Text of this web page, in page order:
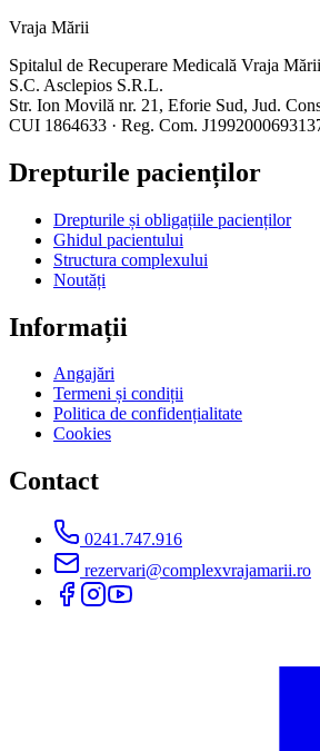
Vraja Mării
Spitalul de Recuperare Medicală Vraja Mării
S.C. Asclepios S.R.L.
Str. Ion Movilă nr. 21, Eforie Sud, Jud.
CUI 1864633 · Reg. Com.
Drepturile pacienților
Drepturile și obligațiile pacienților
Ghidul pacientului
Structura complexului
Noutăți
Informații
Angajări
Termeni și condiții
Politica de confidențialitate
Cookies
Contact
0241.747.916
rezervari@complexvrajamarii.ro